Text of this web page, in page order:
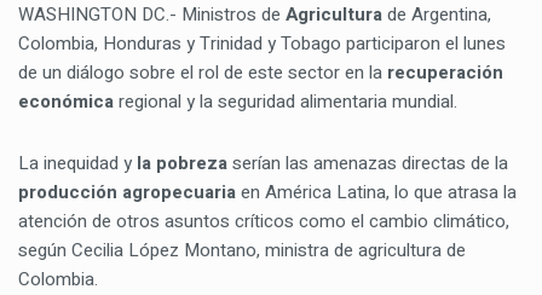
WASHINGTON DC.- Ministros de Agriculturade Argentina,
Colombia, Honduras y Trinidad y Tobago participaron el lunes
de un diálogo sobre el rol de este sector en la recuperación
económicaregional y la seguridad alimentaria mundial.
La inequidad y la pobrezaserían las amenazas directas de la
producción agropecuariaen América Latina, lo que atrasa la
atención de otros asuntos críticos como el cambio climático,
según Cecilia López Montano, ministra de agricultura de
Colombia.